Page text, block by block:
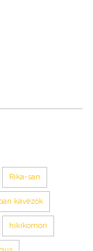
Rika-san
kávézók
hikikomori